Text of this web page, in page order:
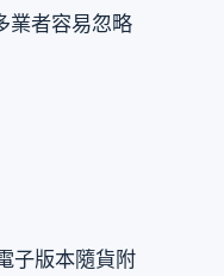
業者容易忽略
子版本隨貨附